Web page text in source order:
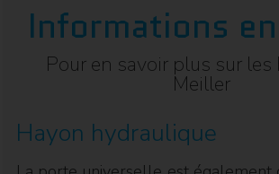
Informations
Pour en savoir plus sur
Meiller
Hayon hydraulique